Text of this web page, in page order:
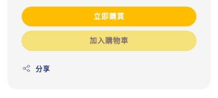
立即購買
加入購物車
分享